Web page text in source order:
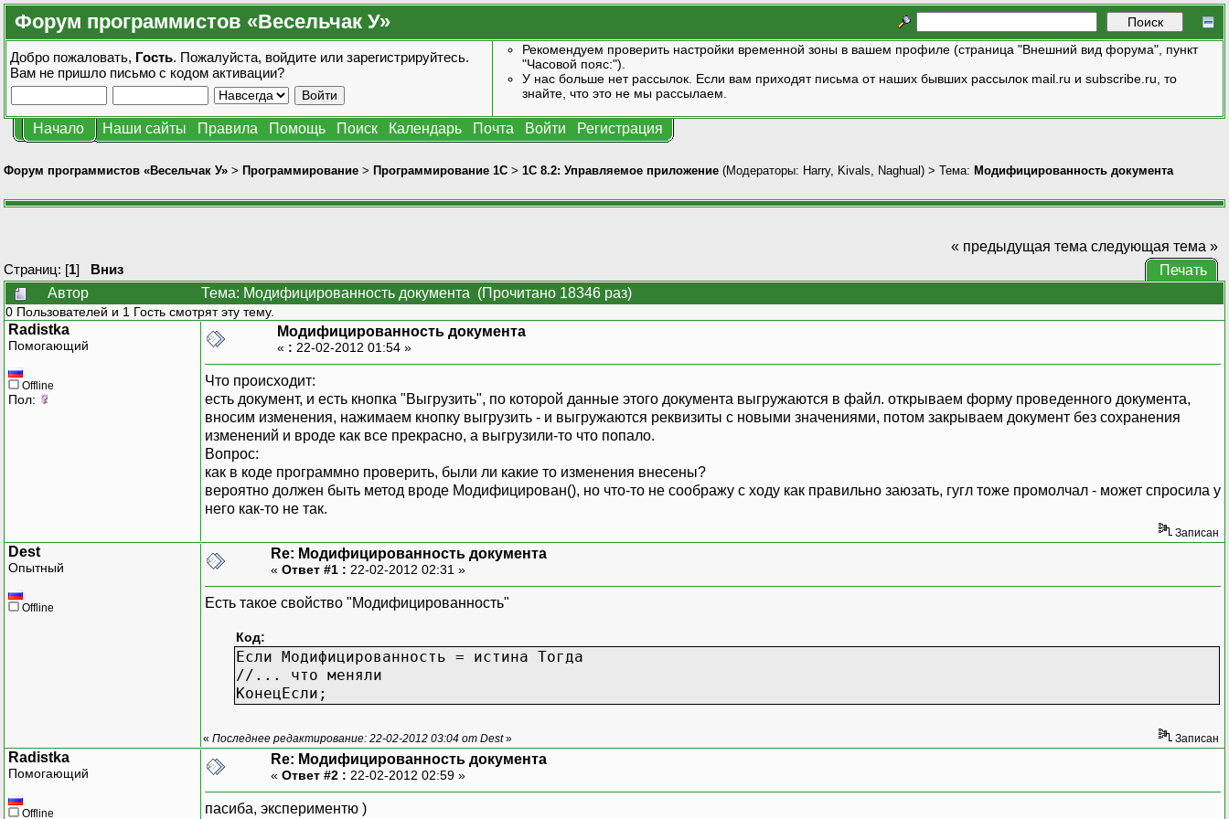
Форум программистов «Весельчак У»
Добро пожаловать, Гость. Пожалуйста, войдите или зарегистрируйтесь.
Вам не пришло письмо с кодом активации?
Рекомендуем проверить настройки временной зоны в вашем профиле (страница "Внешний вид форума", пункт
"Часовой пояс:").
У нас больше нет рассылок. Если вам приходят письма от наших бывших рассылок mail.ru и subscribe.ru, то
знайте, что это не мы рассылаем.
Начало Наши сайты Правила Помощь Поиск Календарь Почта Войти Регистрация
Форум программистов «Весельчак У» > Программирование > Программирование 1С > 1С 8.2: Управляемое приложение (Модераторы: Harry, Kivals Naghual) > Тема: Модифицированность документа
Страниц: [1] Вниз
« предыдущая тема следующая тема »
Печать
Автор
Тема: Модифицированность документа (Прочитано 18346 раз)
0 Пользователей и 1 Гость смотрят эту тему.
Radistka
Помогающий
Offline
Пол:
Модифицированность документа
« : 22-02-2012 01:54 »
Что происходит:
есть документ, и есть кнопка "Выгрузить", по которой данные этого документа выгружаются в файл. открываем форму проведенного документа,
вносим изменения, нажимаем кнопку выгрузить - и выгружаются реквизиты с новыми значениями, потом закрываем документ без сохранения
изменений и вроде как все прекрасно, а выгрузили-то что попало.
Вопрос:
как в коде программно проверить, были ли какие то изменения внесены?
вероятно должен быть метод вроде Модифицирован(), но что-то не соображу с ходу как правильно заюзать, гугл тоже промолчал - может спросила у
него как-то не так.
Записан
Dest
Опытный
Offline
Re: Модифицированность документа
« Ответ #1 : 22-02-2012 02:31 »
Есть такое свойство "Модифицированность"
Код:
Если Модифицированность = истина Тогда
//... что меняли
КонецЕсли;
« Последнее редактирование: 22-02-2012 03:04 от Dest» Записан
Radistka
Помогающий
Offline
Re: Модифицированность документа
« Ответ #2 : 22-02-2012 02:59 »
пасиба, экспериментю )